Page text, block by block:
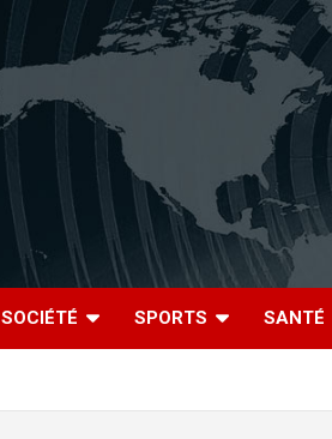
SOCIÉTÉ SPORTS SANTÉ